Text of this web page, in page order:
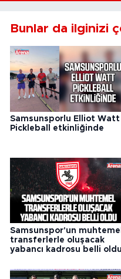
Bunlar da ilginizi
Samsunsporlu Elliot Watt
Pickleball etkinliğinde
Samsunspor'un muhtemel
transferlerle oluşacak
yabancı kadrosu belli oldu